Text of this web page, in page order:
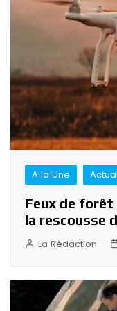
l’article
A la Une
Feux de forêt
la rescousse
La Rédaction